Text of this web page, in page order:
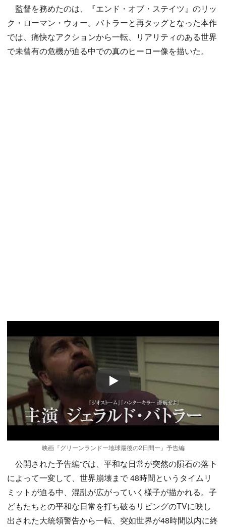
監督を務めたのは、『エンド・オブ・ステイツ』のリッ
ク・ローマン・ウォー。バトラーと再タッグとなった本作
では、痛快なアクションから一転、リアリティのある世界
で未曾有の危機が迫る中での真のヒーロー像を描いた。
Play
映画『グリーンランドー地球最後の2日間ー』予告編
公開された予告編では、平和な日常が突然の隕石の落下
によって一変して、世界崩壊まで 48時間というタイムリ
ミットが迫る中、混乱が広がっていく様子が描かれる。子
どもたちとの平和な日常を打ち破るリビングのTVに映し
出された大統領警告から一転、突如世界が48時間以内に終